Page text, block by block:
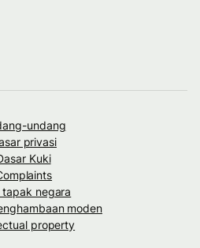
undang
privasi
Kuki
tapak negara
moden
property